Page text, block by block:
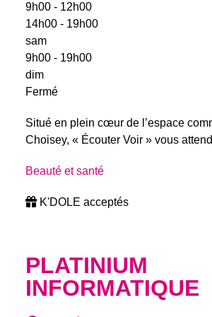
9h00 - 12h00
14h00 - 19h00
sam
9h00 - 19h00
dim
Fermé
Situé en plein cœur de l’espace
Choisey, « Écouter Voir » vous
Beauté et santé
K'DOLE acceptés
PLATINIUM
INFORMATIQUE